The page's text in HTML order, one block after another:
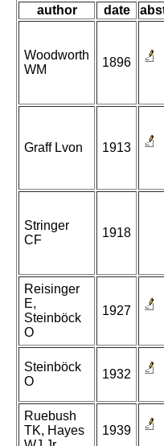
author date
Woodworth
WM
1896
Graff Lvon 1913
Stringer
CF
1918
Reisinger
E,
Steinböck
O
1927
Steinböck
O
1932
Ruebush
TK, Hayes
1939